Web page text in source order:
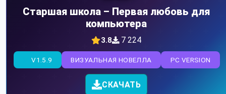
Старшая школа – Первая любовь для
компьютера
3.8 7 224
PC VERSION
ВИЗУАЛЬНАЯ НОВЕЛЛА
V1.5.9
СКАЧАТЬ